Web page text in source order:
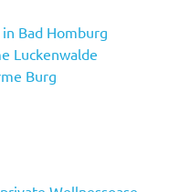
Bad Homburg
Luckenwalde
Burg